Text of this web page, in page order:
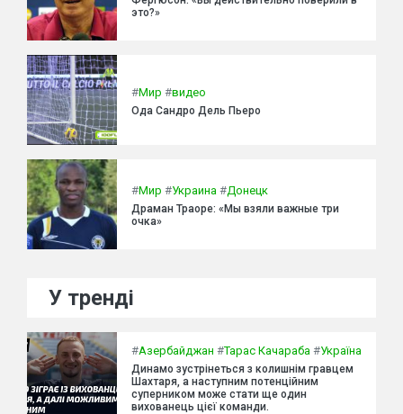
это?»
#Мир #видео
Ода Сандро Дель Пьеро
#Мир #Украина #Донецк
Драман Траоре: «Мы взяли важные три
очка»
У тренді
#Азербайджан #Тарас Качараба #Україна
Динамо зустрінеться з колишнім гравцем
Шахтаря, а наступним потенційним
суперником може стати ще один
вихованець цієї команди.